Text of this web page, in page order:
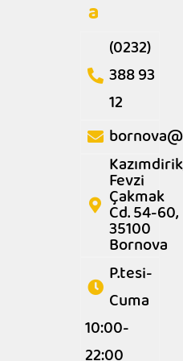
a
(0232)
388 93
12
Fevzi
Çakmak
Cd. 54-60,
35100
Bornova
P.tesi-
Cuma
10:00-
22:00